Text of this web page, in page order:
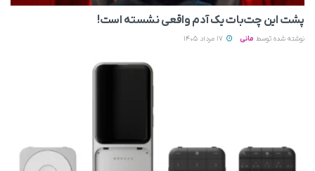
پشت این چت‌بات یک آدم واقعی نشسته است!
نوشته شده توسط مانی